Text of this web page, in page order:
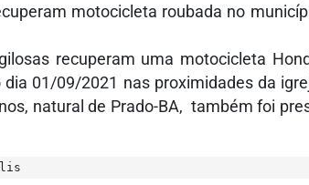
motocicleta roubada no
recuperam uma motocicleta
01/09/2021 nas proximidades da
natural de Prado-BA, também foi